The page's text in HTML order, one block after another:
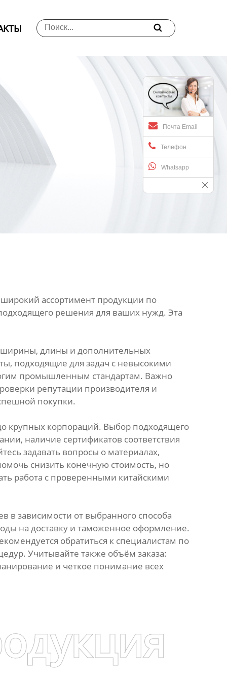

Почта Email
Телефон
Whatsapp
ассортимент продукции по
решения для ваших нужд. Эта
ширины, длины и дополнительных
подходящие для задач с невысокими
промышленным стандартам. Важно
репутации производителя и
покупки.
крупных корпораций. Выбор подходящего
наличие сертификатов соответствия
задавать вопросы о материалах,
снизить конечную стоимость, но
работа с проверенными китайскими
в зависимости от выбранного способа
на доставку и таможенное оформление.
обратиться к специалистам по
Учитывайте также объём заказа:
и четкое понимание всех